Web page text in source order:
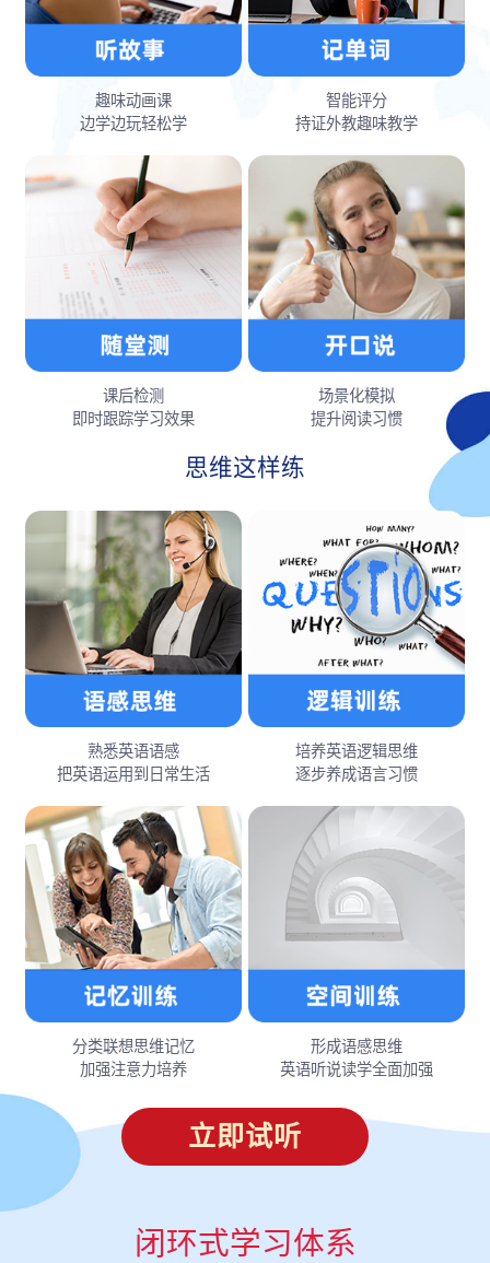
趣味动画课
边学边玩轻松学
智能评分
持证外教趣味教学
课后检测
即时跟踪学习效果
场景化模拟
提升阅读习惯
思维这样练
熟悉英语语感
把英语运用到日常生活
培养英语逻辑思维
逐步养成语言习惯
分类联想思维记忆
加强注意力培养
形成语感思维
英语听说读学全面加强
立即试听
闭环式学习体系